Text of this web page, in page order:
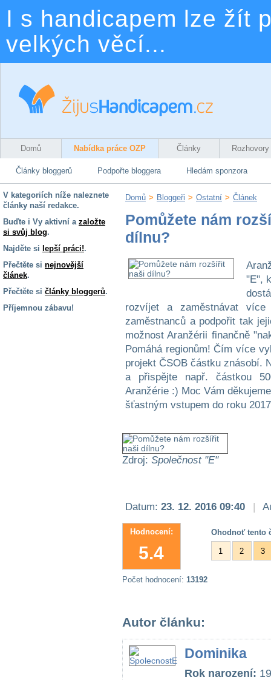
I s handicapem lze žít
velkých věcí...
Domů Nabídka práce OZP Články Rozhovory
Články bloggerů Podpořte bloggera Hledám sponzora
V kategoriích níže naleznete
články naší redakce.
Buďte i Vy aktivní a založte
si svůj blog.
Najděte si lepší práci!.
Přečtěte si nejnovější
článek.
Přečtěte si články bloggerů.
Příjemnou zábavu!
Domů > Bloggeři > Ostatní > Článek
Pomůžete nám
dílnu?
"E",
rozvíjet a zaměstnávat
zaměstnanců a podpořit tak
možnost Aranžérii finančně
Pomáhá regionům! Čím více
projekt ČSOB částku znásobí.
a přispějte např. částkou
Aranžérie :) Moc Vám
šťastným vstupem do roku
Zdroj: Společnost "E"
Datum: 23. 12. 2016 09:40 |
Hodnocení:
5.4
Ohodnoť tento
1 2 3
Počet hodnocení: 13192
Autor článku:
Dominika
Rok narození: